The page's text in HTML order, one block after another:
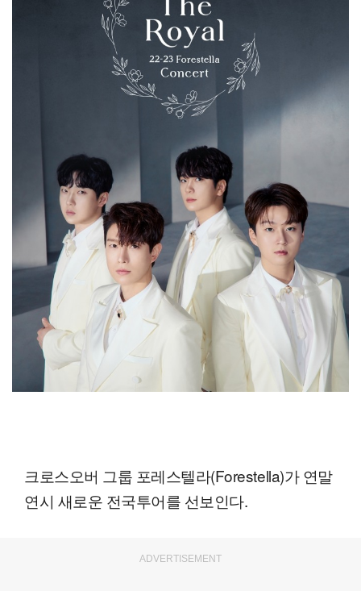
크로스오버 그룹 포레스텔라(Forestella)가 연말
연시 새로운 전국투어를 선보인다.
ADVERTISEMENT